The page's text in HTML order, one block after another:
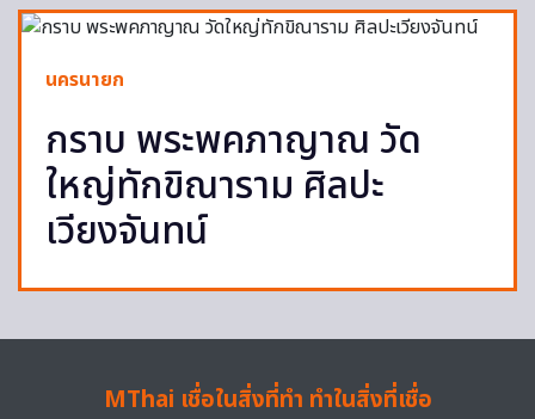
นครนายก
กราบ พระพคภาญาณ วัด
ใหญ่ทักขิณาราม ศิลปะ
เวียงจันทน์
MThai เชื่อในสิ่งที่ทำ ทำในสิ่งที่เชื่อ